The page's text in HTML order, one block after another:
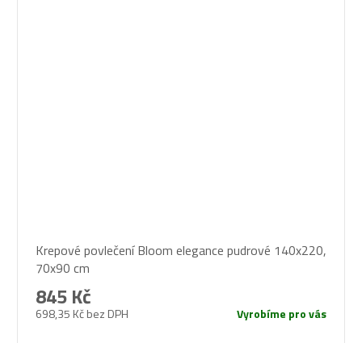
Krepové povlečení Bloom elegance pudrové 140x220,
70x90 cm
698,35 Kč bez DPH
845 Kč
Vyrobíme pro vás